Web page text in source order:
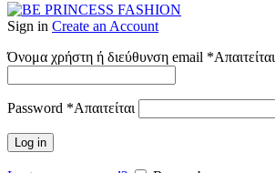
Sign in Create an Account
Όνομα χρήστη ή διεύθυνση email *Απαιτείται
Password *Απαιτείται
Log in